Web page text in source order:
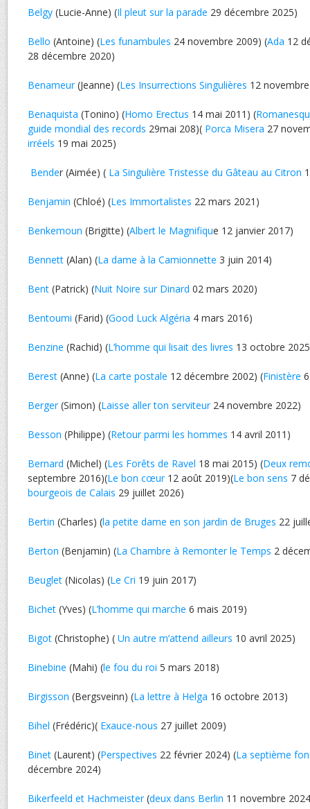
Belgy (Lucie-Anne) (Il pleut sur la parade 29 décembre 2025)
Bello (Antoine) (Les funambules 24 novembre 2009) (Ada 12
28 décembre 2020)
Benameur(Jeanne) (Les Insurrections Singulières 12
Benaquista (Tonino) (Homo Erectus 14 mai 2011) (
guide mondial des records 29mai 208)( Porca Misera 27
irréels 19 mai 2025)
Bender (Aimée) ( La Singulière Tristesse du Gâteau au Citron
Benjamin (Chloé) (Les Immortalistes 22 mars 2021)
Benkemoun (Brigitte) (Albert le Magnifique 12 janvier 2017)
Bennett (Alan) (La dame à la Camionnette 3 juin 2014)
Bent (Patrick) (Nuit Noire sur Dinard 02 mars 2020)
Bentoumi (Farid) (Good Luck Algéria 4 mars 2016)
Benzine (Rachid) (L’homme qui lisait des livres 13 octobre
Berest (Anne) (La carte postale 12 décembre 2002) (Finistère
Berger(Simon) (Laisse aller ton serviteur24 novembre 2022)
Besson (Philippe) (Retour parmi les hommes 14 avril 2011)
Bernard (Michel) (Les Forêts de Ravel 18 mai 2015) (Deux
septembre 2016)(Le bon cœur12 août 2019)(Le bon sens 7
bourgeois de Calais 29 juillet 2026)
Bertin (Charles) (la petite dame en son jardin de Bruges 22
Berton (Benjamin) (La Chambre à Remonter le Temps 2
Beuglet (Nicolas) (Le Cri 19 juin 2017)
Bichet (Yves) (L’homme qui marche 6 mais 2019)
Bigot (Christophe) ( Un autre m’attend ailleurs 10 avril 2025)
Binebine (Mahi) (le fou du roi 5 mars 2018)
Birgisson (Bergsveinn) (La lettre à Helga 16 octobre 2013)
Bihel (Frédéric)( Exauce-nous 27 juillet 2009)
Binet (Laurent) (Perspectives 22 février 2024) (La septième
décembre 2024)
Bikerfeeld et Hachmeister(deux dans Berlin 11 novembre